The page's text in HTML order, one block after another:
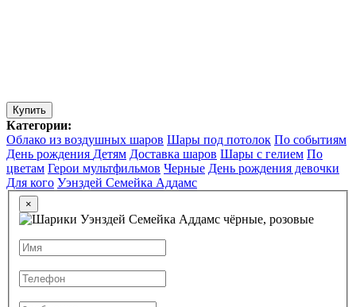
Купить
Категории:
Облако из воздушных шаров Шары под потолок По событиям
День рождения Детям Доставка шаров Шары с гелием По
цветам Герои мультфильмов Черные День рождения девочки
Для кого Уэнздей Семейка Аддамс
×